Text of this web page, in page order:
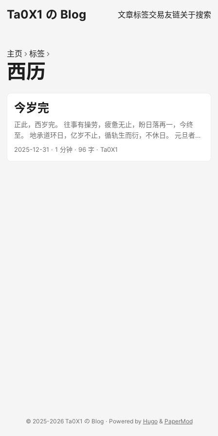
Ta0X1 の Blog 文章标签交易友链关于搜索
主页 标签
西历
今岁完
正此，西岁完。 往事有操劳，疲惫无止，盼日落再一，今终
至。 地承道环日，亿岁不止，循轨生而衍，不休日。 元旦者，
贺每岁西历正月新年伊始之节也。 此日之定，缘乎西历法。 ...
2025-12-31 · 1 分钟 · 96 字 · Ta0X1
© 2025-2026 Ta0X1 の Blog · Powered by Hugo& PaperMod